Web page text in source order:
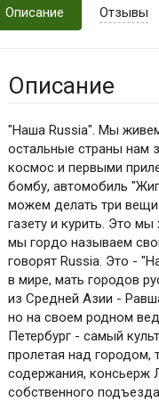
Описание Отзывы
Описание
"Наша Russia". Мы
остальные страны нам
космос и первыми
бомбу, автомобиль
можем делать три вещи
газету и курить. Это
мы гордо называем
говорят Russia. Это -
в мире, мать городов
из Средней Азии -
но на своем родном
Петербург - самый
пролетая над городом,
содержания, консьерж
собственного